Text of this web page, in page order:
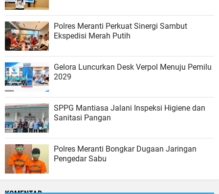
Polres Meranti Perkuat Sinergi Sambut
Ekspedisi Merah Putih
Gelora Luncurkan Desk Verpol Menuju Pemilu
2029
SPPG Mantiasa Jalani Inspeksi Higiene dan
Sanitasi Pangan
Polres Meranti Bongkar Dugaan Jaringan
Pengedar Sabu